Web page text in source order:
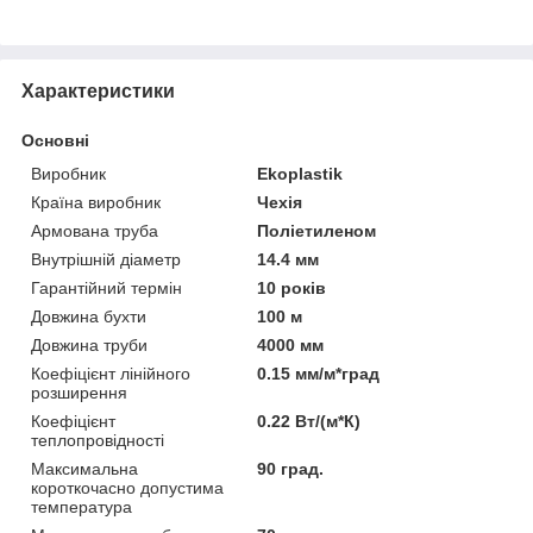
Характеристики
Основні
Виробник
Ekoplastik
Країна виробник
Чехія
Армована труба
Поліетиленом
Внутрішній діаметр
14.4 мм
Гарантійний термін
10 років
Довжина бухти
100 м
Довжина труби
4000 мм
Коефіцієнт лінійного
розширення
0.15 мм/м*град
Коефіцієнт
теплопровідності
0.22 Вт/(м*К)
Максимальна
короткочасно допустима
температура
90 град.